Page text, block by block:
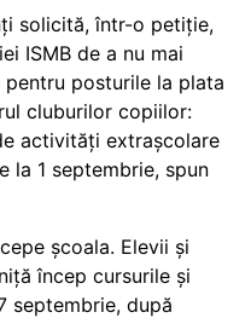
solicită, într-o petiție,
ISMB de a nu mai
pentru posturile la plata
cluburilor copiilor:
activități extrașcolare
la 1 septembrie, spun
școala. Elevii și
încep cursurile și
septembrie, după